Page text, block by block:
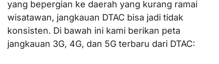
yang bepergian ke daerah yang kurang ramai
wisatawan, jangkauan DTAC bisa jadi tidak
konsisten. Di bawah ini kami berikan peta
jangkauan 3G, 4G, dan 5G terbaru dari DTAC: